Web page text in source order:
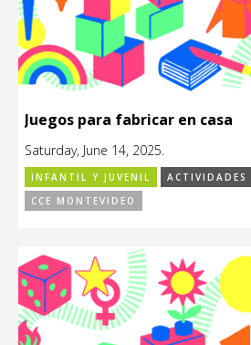
Juegos para fabricar en casa
Saturday, June 14, 2025.
INFANTIL Y JUVENIL
ACTIVIDADES
CCE MONTEVIDEO